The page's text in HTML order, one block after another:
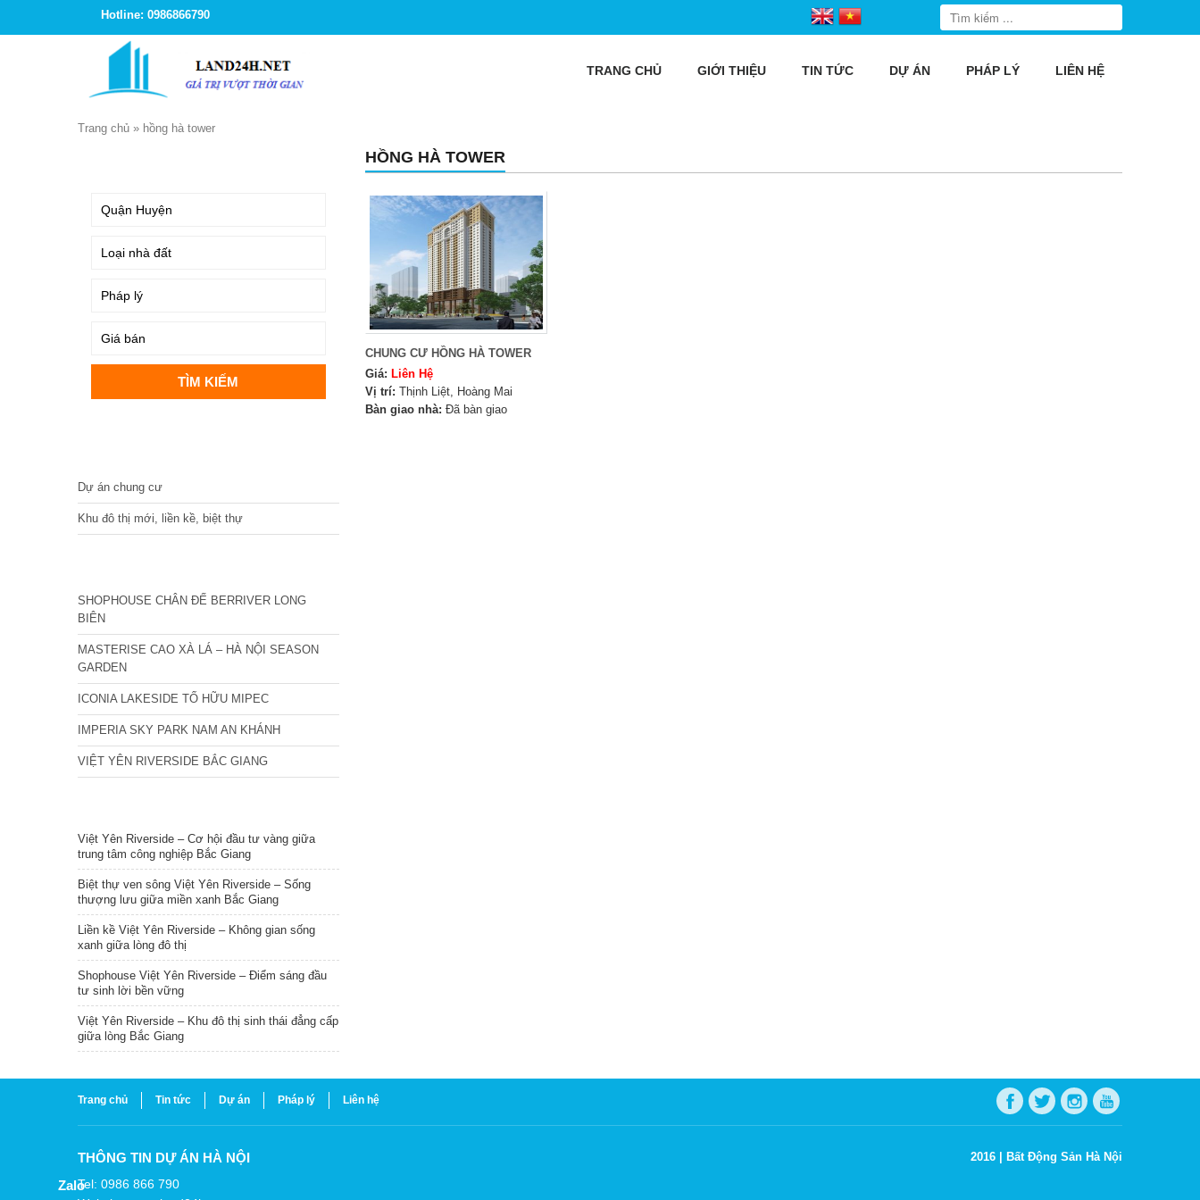
Hotline: 0986866790
TRANG CHỦ GIỚI THIỆU TIN TỨC DỰ ÁN PHÁP LÝ LIÊN HỆ
Trang chủ » hồng hà tower
HỒNG HÀ TOWER
CHUNG CƯ HỒNG HÀ TOWER
Giá: Liên Hệ
Vị trí: Thịnh Liệt, Hoàng Mai
Bàn giao nhà: Đã bàn giao
Dự án chung cư
Khu đô thị mới, liền kề, biệt thự
SHOPHOUSE CHÂN ĐẾ BERRIVER LONG
BIÊN
MASTERISE CAO XÀ LÁ – HÀ NỘI SEASON
GARDEN
ICONIA LAKESIDE TỐ HỮU MIPEC
IMPERIA SKY PARK NAM AN KHÁNH
VIỆT YÊN RIVERSIDE BẮC GIANG
Việt Yên Riverside – Cơ hội đầu tư vàng giữa
trung tâm công nghiệp Bắc Giang
Biệt thự ven sông Việt Yên Riverside – Sống
thượng lưu giữa miền xanh Bắc Giang
Liền kề Việt Yên Riverside – Không gian sống
xanh giữa lòng đô thị
Shophouse Việt Yên Riverside – Điểm sáng đầu
tư sinh lời bền vững
Việt Yên Riverside – Khu đô thị sinh thái đẳng cấp
giữa lòng Bắc Giang
Trang chủ Tin tức Dự án Pháp lý Liên hệ
THÔNG TIN DỰ ÁN HÀ NỘI
Tel: 0986 866 790
2016 | Bất Động Sản Hà Nội
Zalo